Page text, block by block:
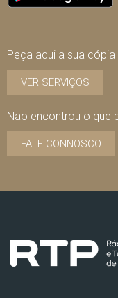
Peça aqui a sua
VER SERVIÇOS
Não encontrou o que
FALE CONNOSCO